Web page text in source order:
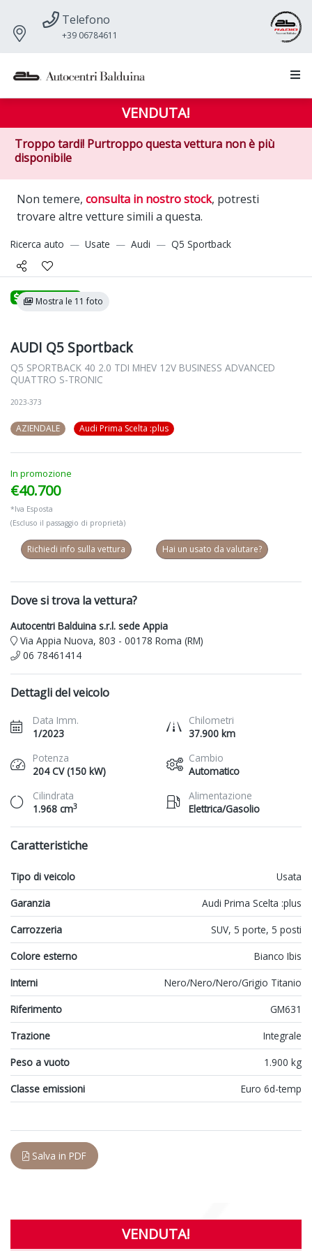
Telefono
+39 06784611
VENDUTA!
Troppo tardi! Purtroppo questa vettura non è più
disponibile
Non temere, consulta in nostro stock, potresti
trovare altre vetture simili a questa.
Ricerca auto Usate Audi Q5 Sportback
Promozione
Mostra le 11 foto
AUDI Q5 Sportback
Q5 SPORTBACK 40 2.0 TDI MHEV 12V BUSINESS ADVANCED
QUATTRO S-TRONIC
2023-373
AZIENDALE Audi Prima Scelta :plus
In promozione
€40.700
*Iva Esposta
(Escluso il passaggio di proprietà)
Richiedi info sulla vettura Hai un usato da valutare?
Dove si trova la vettura?
Autocentri Balduina s.r.l. sede Appia
Via Appia Nuova, 803 - 00178 Roma (RM)
06 78461414
Dettagli del veicolo
Data Imm.
1/2023
Chilometri
37.900 km
Potenza
204 CV (150 kW)
Cambio
Automatico
Cilindrata
1.968 cm3
Alimentazione
Elettrica/Gasolio
Caratteristiche
Tipo di veicolo
Usata
Garanzia
Audi Prima Scelta :plus
Carrozzeria
SUV, 5 porte, 5 posti
Colore esterno
Bianco Ibis
Interni
Nero/Nero/Nero/Grigio Titanio
Riferimento
GM631
Trazione
Integrale
Peso a vuoto
1.900 kg
Classe emissioni
Euro 6d-temp
Salva in PDF
VENDUTA!